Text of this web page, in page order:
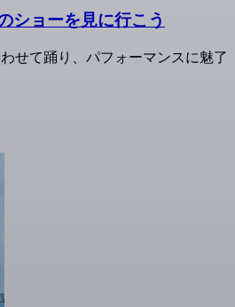
ショーを見に行こう
せて踊り、パフォーマンスに魅了